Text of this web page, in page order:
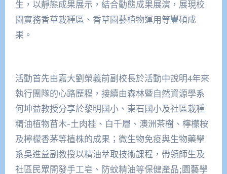
生，以靜態成果展示，結合動態成果展演，展現校
園實務香草栽種區、香草園藝植物運用等豐碩成
果。
活動首先由嘉大劉榮義前副校長於活動中說明4年來
執行團隊的心路歷程，接續由森林暨自然資源學系
何坤益教授分享於黎明國小、東石國小及社區栽種
精油植物苗木-土肉桂、白千層、澳洲茶樹、檸檬桉
及檸檬香茅等植株的成果；微生物免疫與生物藥學
系吳進益副教授以精油萃取技術課程，帶領師生及
社區民眾開發手工皂、防蚊精油等保健產品;園藝學